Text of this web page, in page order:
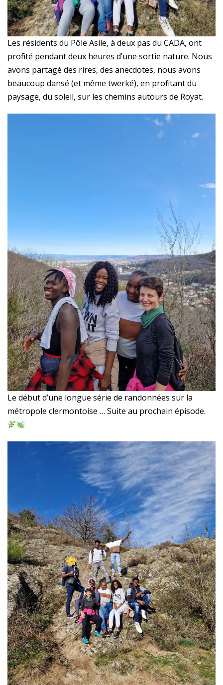
Les résidents du Pôle Asile, à deux pas du CADA, ont
profité pendant deux heures d’une sortie nature. Nous
avons partagé des rires, des anecdotes, nous avons
beaucoup dansé (et même twerké), en profitant du
paysage, du soleil, sur les chemins autours de Royat.
Le début d’une longue série de randonnées sur la
métropole clermontoise … Suite au prochain épisode.